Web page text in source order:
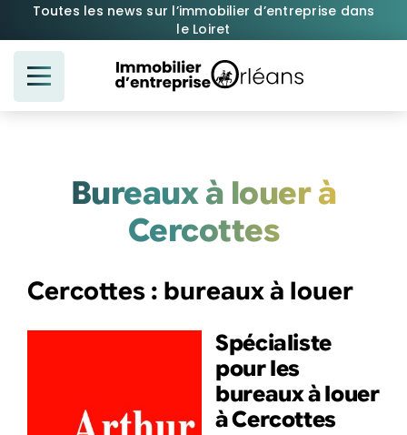
Passer
contenu
Toutes les news sur l’immobilier d’entreprise dans
le Loiret
Bureaux à louer à
Cercottes
Cercottes : bureaux à louer
Spécialiste
pour les
bureaux à louer
à Cercottes